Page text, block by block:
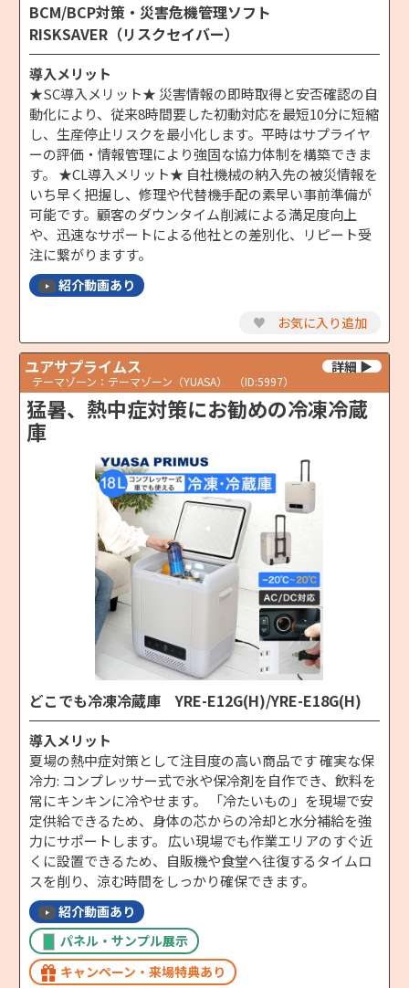
BCM/BCP対策・災害危機管理ソフト
RISKSAVER（リスクセイバー）
導入メリット
★SC導入メリット★ 災害情報の即時取得と安否確認の自
動化により、従来8時間要した初動対応を最短10分に短縮
し、生産停止リスクを最小化します。平時はサプライヤ
ーの評価・情報管理により強固な協力体制を構築できま
す。 ★CL導入メリット★ 自社機械の納入先の被災情報を
いち早く把握し、修理や代替機手配の素早い事前準備が
可能です。顧客のダウンタイム削減による満足度向上
や、迅速なサポートによる他社との差別化、リピート受
注に繋がりますす。
紹介動画あり
♥ お気に入り追加
ユアサプライムス
テーマゾーン：テーマゾーン（YUASA） （ID:5997）
猛暑、熱中症対策にお勧めの冷凍冷蔵
庫
どこでも冷凍冷蔵庫 YRE-E12G(H)/YRE-E18G(H)
導入メリット
夏場の熱中症対策として注目度の高い商品です 確実な保
冷力: コンプレッサー式で氷や保冷剤を自作でき、飲料を
常にキンキンに冷やせます。 「冷たいもの」を現場で安
定供給できるため、身体の芯からの冷却と水分補給を強
力にサポートします。 広い現場でも作業エリアのすぐ近
くに設置できるため、自販機や食堂へ往復するタイムロ
スを削り、涼む時間をしっかり確保できます。
紹介動画あり
パネル・サンプル展示
キャンペーン・来場特典あり